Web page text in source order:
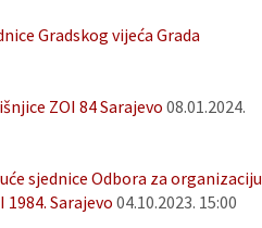
Gradskog vijeća Grada
ZOI 84 Sarajevo 08.01.2024.
sjednice Odbora za organizaciju
Sarajevo 04.10.2023. 15:00